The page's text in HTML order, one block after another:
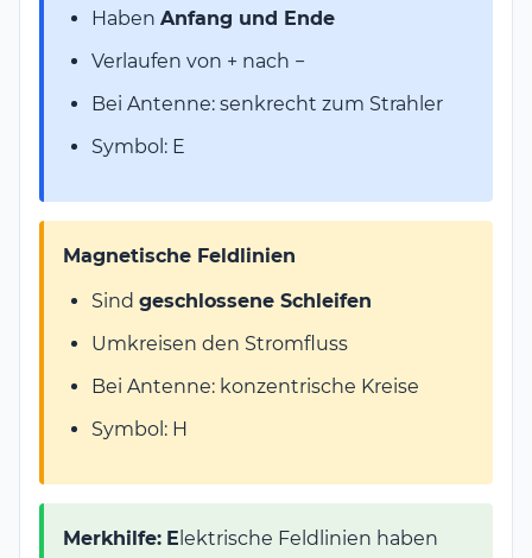
Haben Anfang und Ende
Verlaufen von + nach −
Bei Antenne: senkrecht zum Strahler
Symbol: E
Magnetische Feldlinien
Sind geschlossene Schleifen
Umkreisen den Stromfluss
Bei Antenne: konzentrische Kreise
Symbol: H
Merkhilfe: E lektrische Feldlinien haben